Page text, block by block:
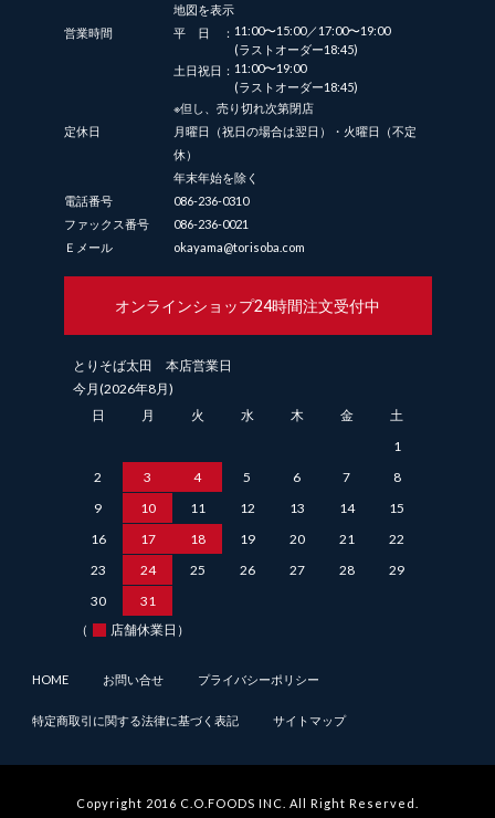
地図を表示
営業時間
平日： 11:00〜15:00／17:00〜19:00
(ラストオーダー18:45)
土日祝日： 11:00〜19:00
(ラストオーダー18:45)
※但し、売り切れ次第閉店
定休日
月曜日（祝日の場合は翌日）・火曜日（不定
休）
年末年始を除く
電話番号
086-236-0310
ファックス番号
086-236-0021
Ｅメール
okayama@torisoba.com
オンラインショップ24時間注文受付中
とりそば太田 本店営業日
今月(2026年8月)
日
月 火 水 木 金
土
1
2
3 4 5 6 7
8
9
10 11 12 13 14
15
16
17 18 19 20 21
22
23
24 25 26 27 28
29
30
31
（
店舗休業日）
HOME お問い合せ プライバシーポリシー
特定商取引に関する法律に基づく表記 サイトマップ
Copyright 2016 C.O.FOODS INC. All Right Reserved.